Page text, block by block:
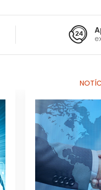
ADICIONAR
ADICIONAR
ADICIONAR
ADICIONAR